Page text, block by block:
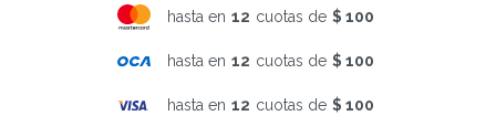
hasta en 12 cuotas de $ 100
hasta en 12 cuotas de $ 100
hasta en 12 cuotas de $ 100